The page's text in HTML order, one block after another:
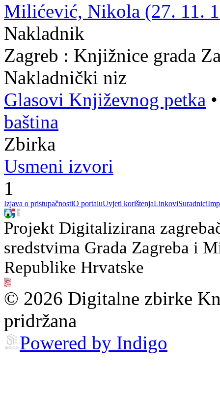
Milićević, Nikola (27. 11.
Nakladnik
Zagreb : Knjižnice grada
Nakladnički niz
Glasovi Književnog petka
baština
Zbirka
Usmeni izvori
1
Izjava o pristupačnostiO portaluUvjeti korištenjaLinkoviSuradnici
Projekt Digitalizirana
sredstvima Grada Zagreba i
Republike Hrvatske
© 2026 Digitalne zbirke
pridržana
Powered by Indigo